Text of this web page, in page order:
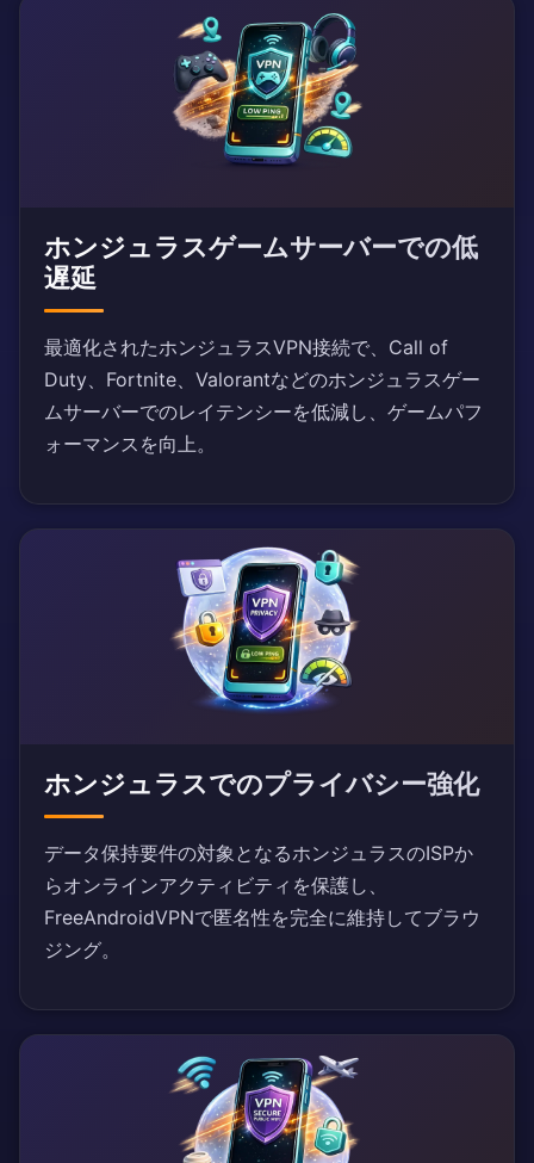
ホンジュラスゲームサーバーでの低
遅延
最適化されたホンジュラスVPN接続で、Call of
Duty、Fortnite、Valorantなどのホンジュラスゲー
ムサーバーでのレイテンシーを低減し、ゲームパフ
ォーマンスを向上。
ホンジュラスでのプライバシー強化
データ保持要件の対象となるホンジュラスのISPか
らオンラインアクティビティを保護し、
FreeAndroidVPNで匿名性を完全に維持してブラウ
ジング。